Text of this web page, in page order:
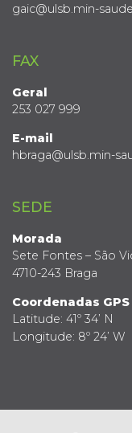
gaic@ulsb.min-
FAX
Geral
253 027 999
E-mail
hbraga@ulsb.min-
SEDE
Morada
Sete Fontes – São
4710-243 Braga
Coordenadas GPS
Latitude: 41º 34’ N
Longitude: 8º 24’ W